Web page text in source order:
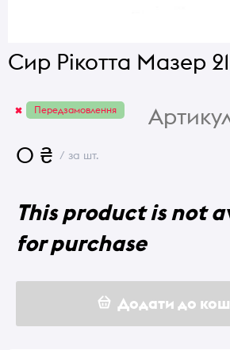
Сир Рікотта Мазер
Передзамовлення
0 ₴ / за шт.
This product is not
for purchase
Додати до